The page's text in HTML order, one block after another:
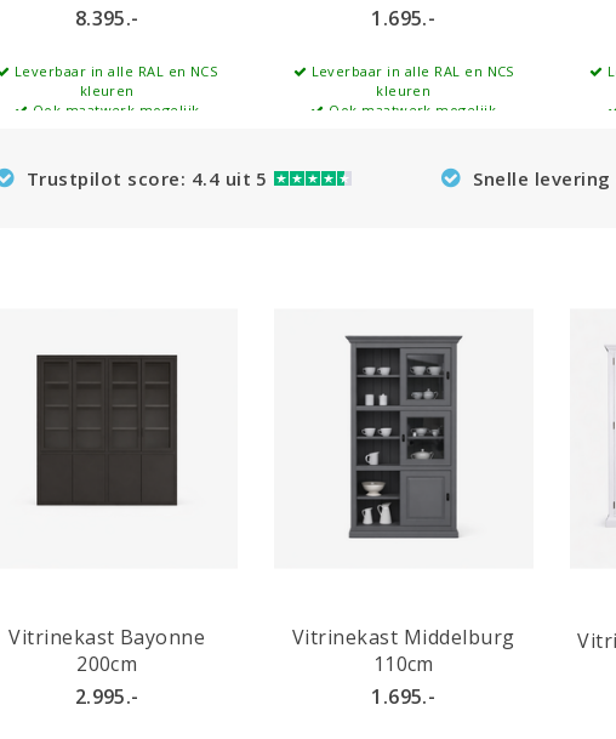
8.395.-
Leverbaar in alle RAL en NCS
kleuren
Ook maatwerk mogelijk
1.695.-
Leverbaar in alle RAL en NCS
kleuren
Ook maatwerk mogelijk
Trustpilot score: 4.4 uit 5 Snelle
Vitrinekast Bayonne
200cm
2.995.-
Vitrinekast Middelburg
110cm
1.695.-